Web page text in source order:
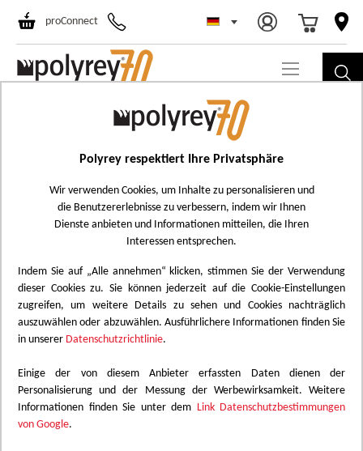
Polyrey respektiert Ihre Privatsphäre
Wir verwenden Cookies, um Inhalte zu personalisieren und
die Benutzererlebnisse zu verbessern, indem wir Ihnen
Dienste anbieten und Informationen mitteilen, die Ihren
Interessen entsprechen.
Indem Sie auf „Alle annehmen“ klicken, stimmen Sie der Verwendung
dieser Cookies zu. Sie können jederzeit auf die Cookie-Einstellungen
zugreifen, um weitere Details zu sehen und Cookies nachträglich
auszuwählen oder abzuwählen. Ausführlichere Informationen finden Sie
in unserer Datenschutzrichtlinie.
Einige der von diesem Anbieter erfassten Daten dienen der
Personalisierung und der Messung der Werbewirksamkeit. Weitere
Informationen finden Sie unter dem Link Datenschutzbestimmungen
von Google.
proConnect
Select Store
POLYREY HPL®
HPL
Hochdrucklaminat